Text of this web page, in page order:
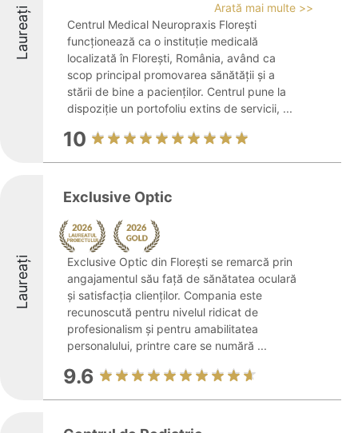
Laureați
Arată mai multe >>
Centrul Medical Neuropraxis Florești
funcționează ca o instituție medicală
localizată în Florești, România, având ca
scop principal promovarea sănătății și a
stării de bine a pacienților. Centrul pune la
dispoziție un portofoliu extins de servicii, ...
10
Laureați
Exclusive Optic
Exclusive Optic din Florești se remarcă prin
angajamentul său față de sănătatea oculară
și satisfacția clienților. Compania este
recunoscută pentru nivelul ridicat de
profesionalism și pentru amabilitatea
personalului, printre care se numără ...
9.6